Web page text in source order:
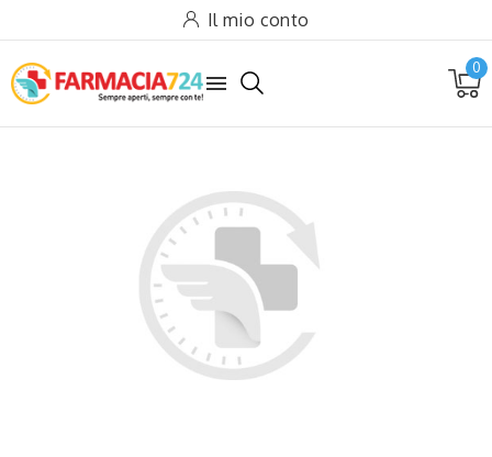
Il mio conto

0